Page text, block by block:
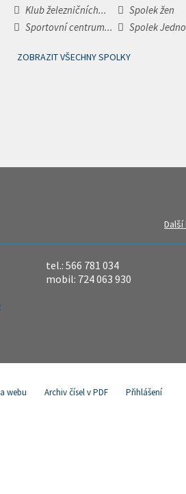
Klub železničních...
Spolek žen
Sportovní centrum...
Spolek
ZOBRAZIT VŠECHNY SPOLKY
tel.: 566 781 034
mobil: 724 063 930
webu Archiv čísel v PDF Přihlášení